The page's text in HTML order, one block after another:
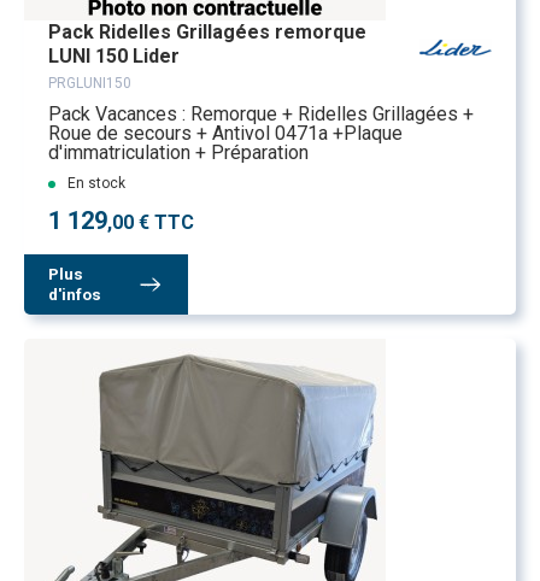
Pack Ridelles Grillagées remorque
LUNI 150 Lider
PRGLUNI150
Pack Vacances : Remorque + Ridelles Grillagées +
Roue de secours + Antivol 0471a +Plaque
d'immatriculation + Préparation
En stock
1 129,00 € TTC
Plus
d'infos